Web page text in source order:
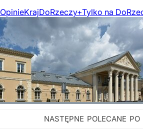
OpinieKrajDoRzeczy+Tylko na